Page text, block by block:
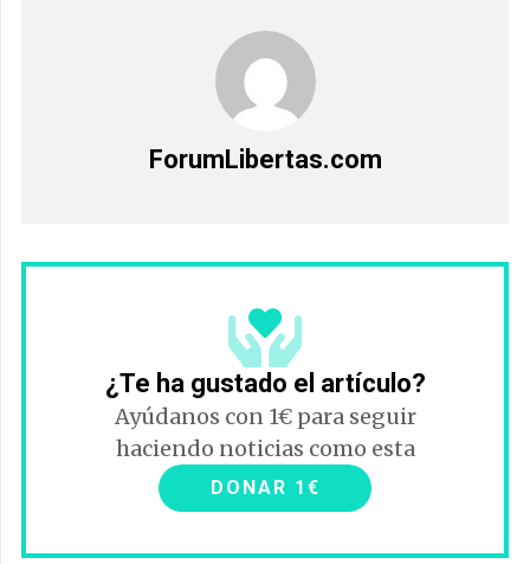
ForumLibertas.com
¿Te ha gustado el artículo?
Ayúdanos con 1€ para seguir
haciendo noticias como esta
DONAR 1€